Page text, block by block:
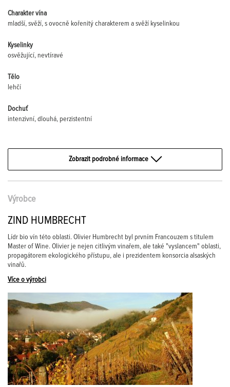
Charakter vína
mladší, svěží, s ovocně kořenitý charakterem a svěží kyselinkou
Kyselinky
osvěžující, nevtíravé
Tělo
lehčí
Dochuť
intenzivní, dlouhá, perzistentní
Zobrazit podrobné informace
Výrobce
ZIND HUMBRECHT
Lídr bio vín této oblasti. Olivier Humbrecht byl prvním Francouzem s titulem
Master of Wine. Olivier je nejen citlivým vinařem, ale také "vyslancem" oblasti,
propagátorem ekologického přístupu, ale i prezidentem konsorcia alsaských
vinařů.
Více o výrobci